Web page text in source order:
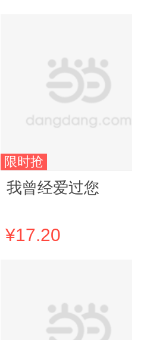
限时抢
我曾经爱过您
¥17.20